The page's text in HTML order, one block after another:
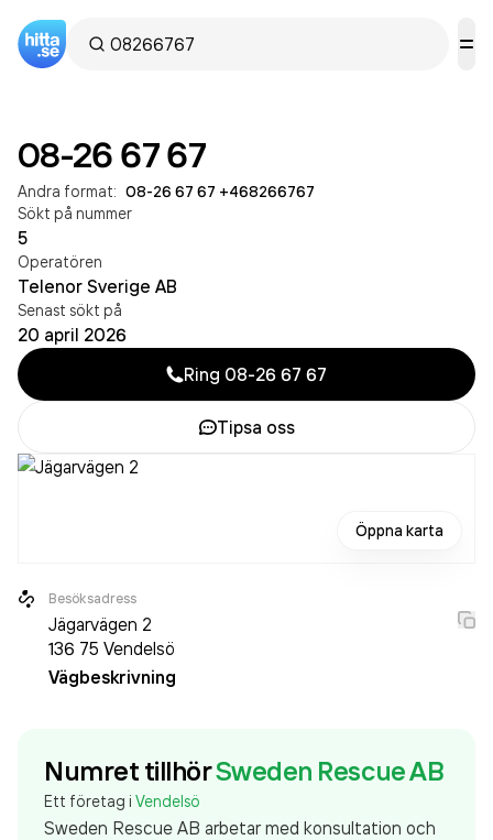
08-26 67 67
Andra format: 08-26 67 67 +468266767
Sökt på nummer
5
Operatören
Telenor Sverige AB
Senast sökt på
20 april 2026
Ring 08-26 67 67
Tipsa oss
Öppna karta
Besöksadress
Jägarvägen 2
136 75 Vendelsö
Vägbeskrivning
Numret tillhörSweden Rescue AB
Ett företag i Vendelsö
Sweden Rescue AB arbetar med konsultation och